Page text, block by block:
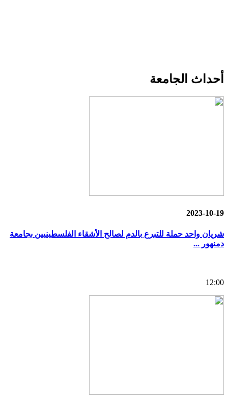
أحداث الجامعة
2023-10-19
شريان واحد حملة للتبرع بالدم لصالح الأشقاء الفلسطينيين بجامعة
دمنهور ...
12:00